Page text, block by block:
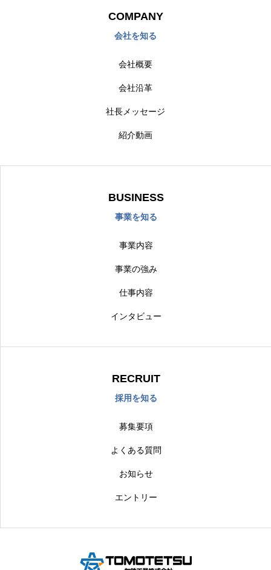
COMPANY
会社を知る
会社概要
会社沿革
社長メッセージ
紹介動画
BUSINESS
事業を知る
事業内容
事業の強み
仕事内容
インタビュー
RECRUIT
採用を知る
募集要項
よくある質問
お知らせ
エントリー